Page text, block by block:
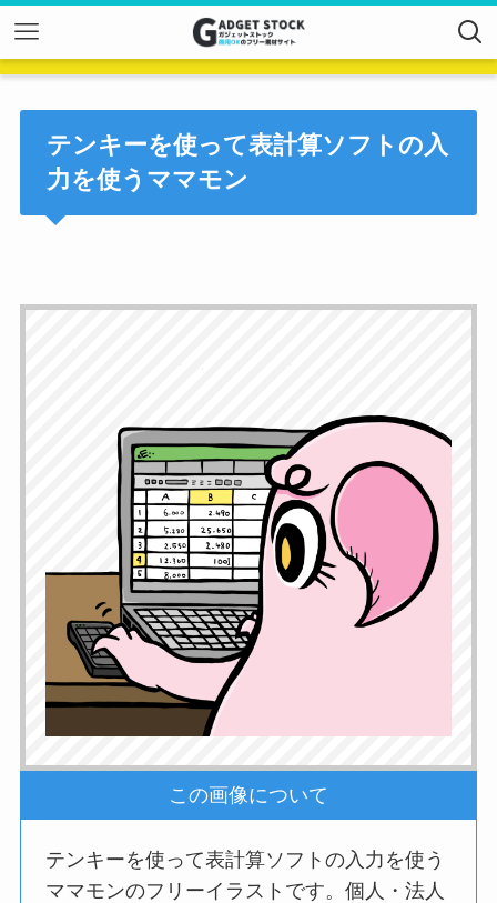
テンキーを使って表計算ソフトの入
力を使うママモン
この画像について
テンキーを使って表計算ソフトの入力を使う
ママモンのフリーイラストです。個人・法人